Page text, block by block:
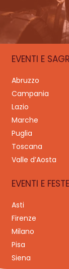
EVENTI E
Abruzzo
Campania
Lazio
Marche
Puglia
Toscana
Valle d’Aosta
EVENTI E
Asti
Firenze
Milano
Pisa
Siena